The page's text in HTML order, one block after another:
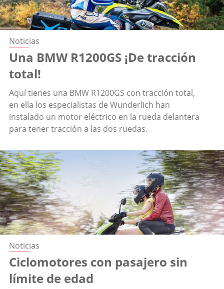
Noticias
Una BMW R1200GS ¡De tracción
total!
Aquí tienes una BMW R1200GS con tracción total,
en ella los especialistas de Wunderlich han
instalado un motor eléctrico en la rueda delantera
para tener tracción a las dos ruedas.
Noticias
Ciclomotores con pasajero sin
límite de edad